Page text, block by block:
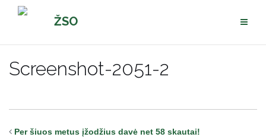
Pereiti
ŽSO
Screenshot-2051-2
Per šiuos metus įžodžius davė net 58 skautai!